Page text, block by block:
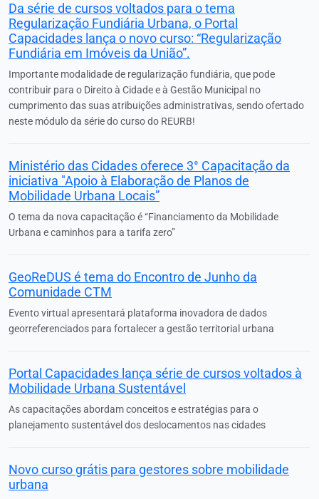
Da série de cursos voltados para o tema
Regularização Fundiária Urbana, o Portal
Capacidades lança o novo curso: “Regularização
Fundiária em Imóveis da União”.
Importante modalidade de regularização fundiária, que pode
contribuir para o Direito à Cidade e à Gestão Municipal no
cumprimento das suas atribuições administrativas, sendo ofertado
neste módulo da série do curso do REURB!
Ministério das Cidades oferece 3° Capacitação da
iniciativa "Apoio à Elaboração de Planos de
Mobilidade Urbana Locais”
O tema da nova capacitação é “Financiamento da Mobilidade
Urbana e caminhos para a tarifa zero”
GeoReDUS é tema do Encontro de Junho da
Comunidade CTM
Evento virtual apresentará plataforma inovadora de dados
georreferenciados para fortalecer a gestão territorial urbana
Portal Capacidades lança série de cursos voltados à
Mobilidade Urbana Sustentável
As capacitações abordam conceitos e estratégias para o
planejamento sustentável dos deslocamentos nas cidades
Novo curso grátis para gestores sobre mobilidade
urbana